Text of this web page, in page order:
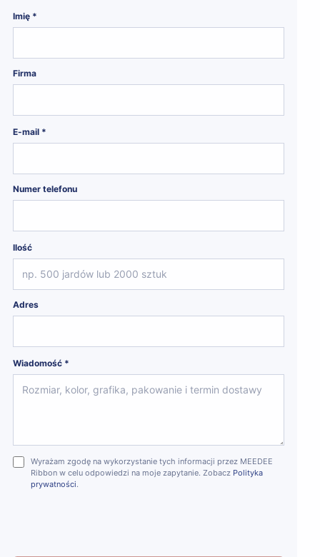
Imię *
Firma
E-mail *
Numer telefonu
Ilość
Adres
Wiadomość *
Wyrażam zgodę na wykorzystanie tych informacji przez MEEDEE
Ribbon w celu odpowiedzi na moje zapytanie. Zobacz Polityka
prywatności.